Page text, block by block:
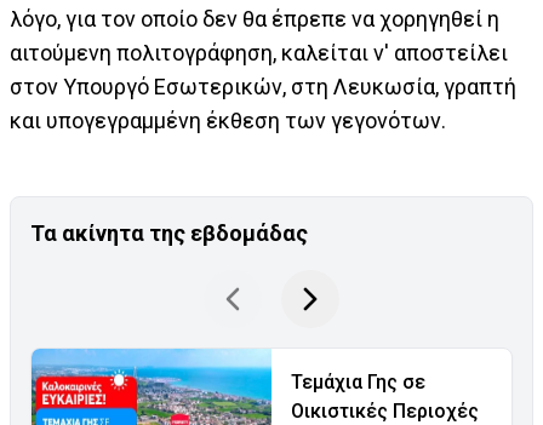
λόγο, για τον οποίο δεν θα έπρεπε να χορηγηθεί η
αιτούμενη πολιτογράφηση, καλείται ν' αποστείλει
στον Υπουργό Εσωτερικών, στη Λευκωσία, γραπτή
και υπογεγραμμένη έκθεση των γεγονότων.
Τα ακίνητα της εβδομάδας
Τεμάχια Γης σε
Οικιστικές Περιοχές